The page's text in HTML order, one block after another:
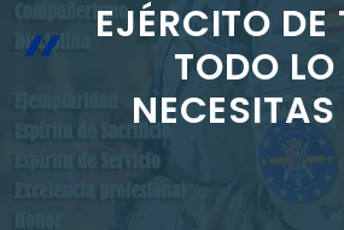
EJÉRCITO DE
TODO LO